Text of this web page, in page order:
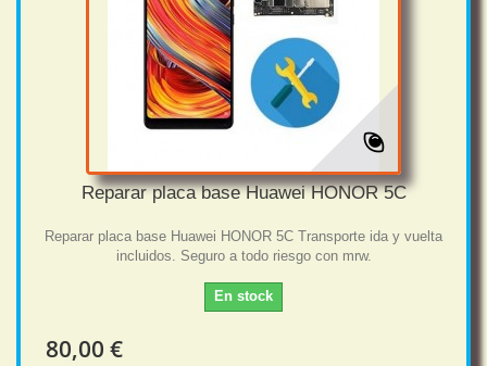
Reparar placa base Huawei HONOR 5C
Reparar placa base Huawei HONOR 5C Transporte ida y vuelta
incluidos. Seguro a todo riesgo con mrw.
En stock
80,00 €